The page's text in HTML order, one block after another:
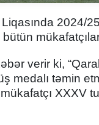
2024/25
verir ki,
medalı təmin
XXXV